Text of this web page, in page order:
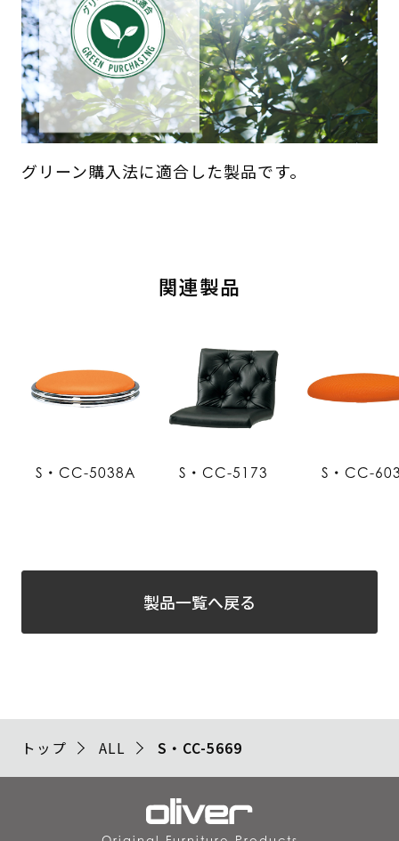
グリーン購入法に適合した製品です。
関連製品
S・CC-5038A S・CC-5173 S・CC-
製品一覧へ戻る
トップ ALL S・CC-5669